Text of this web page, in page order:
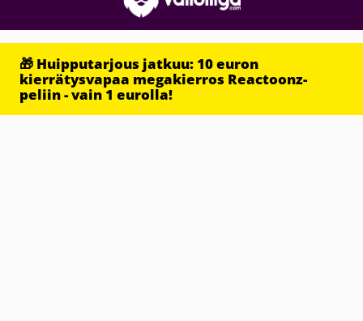
🎁 Huipputarjous jatkuu: 10 euron
kierrätysvapaa megakierros Reactoonz-
peliin - vain 1 eurolla!